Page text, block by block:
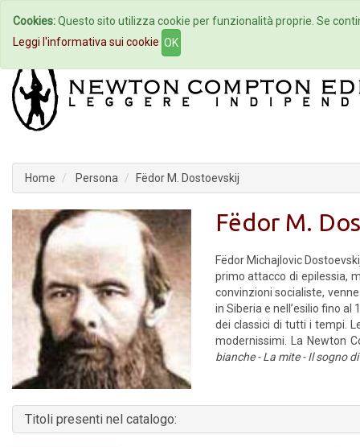
Home Autori Eventi
Home Persona Fëdor M. Dostoevskij
Fëdor M.
Fëdor Michajlovic
primo attacco di epilessia,
convinzioni socialiste,
in Siberia e nell’esilio fino
dei classici di tutti i tempi.
modernissimi. La Newton
bianche - La mite - Il sogno
Titoli presenti nel catalogo:
Cookies:Questo sito utilizza cookie per funzionalità proprie. Se
Leggi l'informativa sui cookie OK